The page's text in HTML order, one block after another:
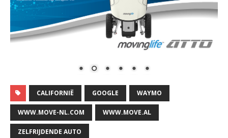
CALIFORNIË GOOGLE WAYMO
WWW.MOVE-NL.COM WWW.MOVE.AL
ZELFRIJDENDE AUTO